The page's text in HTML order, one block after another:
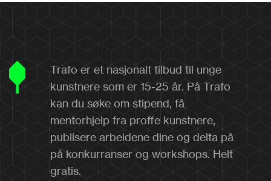
Trafo er et nasjonalt tilbud til unge
kunstnere som er 15-25 år. På Trafo
kan du søke om stipend, få
mentorhjelp fra proffe kunstnere,
publisere arbeidene dine og delta på
på konkurranser og workshops. Helt
gratis.